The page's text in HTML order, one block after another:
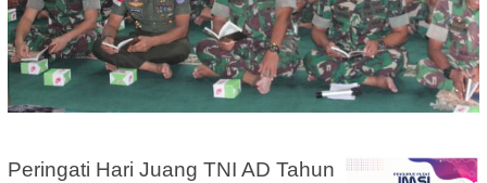
Peringati Hari Juang TNI AD Tahun